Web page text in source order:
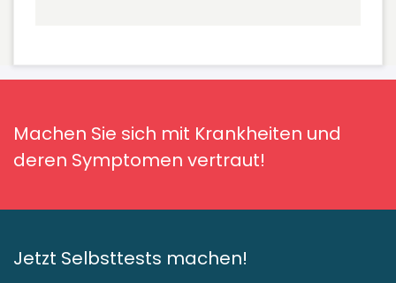
Machen Sie sich mit Krankheiten und
deren Symptomen vertraut!
Jetzt Selbsttests machen!